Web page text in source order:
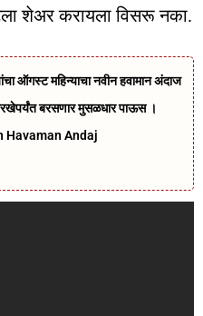
शेअर करायला विसरू नका.
ऑगस्ट महिन्याचा नवीन हवामान अंदाज
बरसणार मुसळधार पाऊस ।
Havaman Andaj